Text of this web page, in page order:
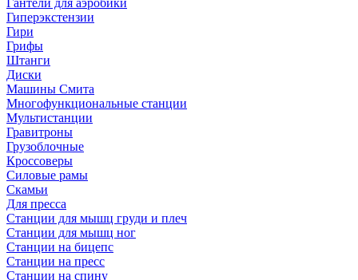
Гантели для аэробики
Гиперэкстензии
Гири
Грифы
Штанги
Диски
Машины Смита
Многофункциональные станции
Мультистанции
Гравитроны
Грузоблочные
Кроссоверы
Силовые рамы
Скамьи
Для пресса
Станции для мышц груди и плеч
Станции для мышц ног
Станции на бицепс
Станции на пресс
Станции на спину